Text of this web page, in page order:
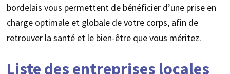
bordelais vous permettent de bénéficier d’une prise en
charge optimale et globale de votre corps, afin de
retrouver la santé et le bien-être que vous méritez.
Liste des entreprises locales